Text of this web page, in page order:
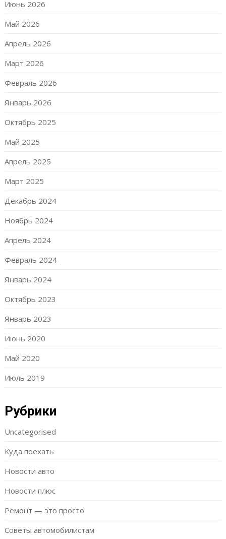
Июнь 2026
Май 2026
Апрель 2026
Март 2026
Февраль 2026
Январь 2026
Октябрь 2025
Май 2025
Апрель 2025
Март 2025
Декабрь 2024
Ноябрь 2024
Апрель 2024
Февраль 2024
Январь 2024
Октябрь 2023
Январь 2023
Июнь 2020
Май 2020
Июль 2019
Рубрики
Uncategorised
Куда поехать
Новости авто
Новости плюс
Ремонт — это просто
Советы автомобилистам